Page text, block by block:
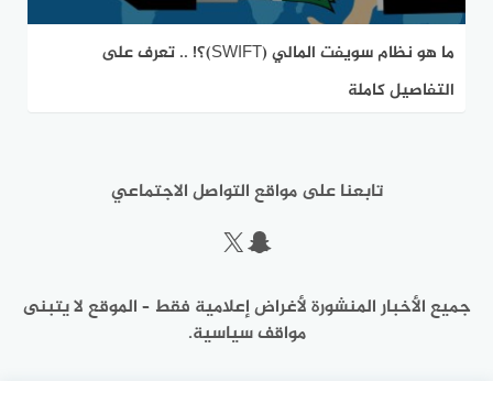
ما هو نظام سويفت المالي (SWIFT)؟! .. تعرف على
التفاصيل كاملة
تابعنا على مواقع التواصل الاجتماعي
سناب شات
إكس
جميع الأخبار المنشورة لأغراض إعلامية فقط – الموقع لا يتبنى
مواقف سياسية.